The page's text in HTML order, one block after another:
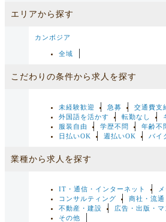
エリアから探す
カンボジア
全域
こだわりの条件から求人を探す
未経験歓迎 急募 交通費支
外国語を活かす
転勤なし
服装自由
学歴不問 年齢不
日払いOK
週払いOK バイ
業種から求人を探す
IT・通信・インターネット
コンサルティング
商社・流通
不動産・建設
広告・出版・マ
その他